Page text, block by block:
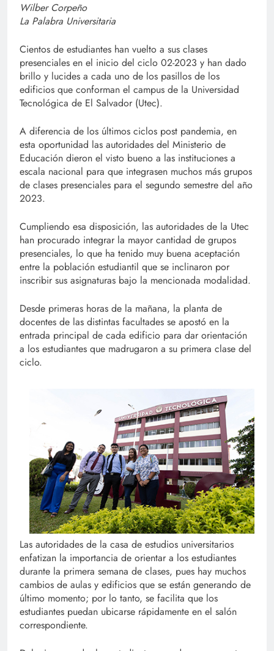
Wilber Corpeño
La Palabra Universitaria
Cientos de estudiantes han vuelto a sus clases
presenciales en el inicio del ciclo 02-2023 y han dado
brillo y lucides a cada uno de los pasillos de los
edificios que conforman el campus de la Universidad
Tecnológica de El Salvador (Utec).
A diferencia de los últimos ciclos post pandemia, en
esta oportunidad las autoridades del Ministerio de
Educación dieron el visto bueno a las instituciones a
escala nacional para que integrasen muchos más grupos
de clases presenciales para el segundo semestre del año
2023.
Cumpliendo esa disposición, las autoridades de la Utec
han procurado integrar la mayor cantidad de grupos
presenciales, lo que ha tenido muy buena aceptación
entre la población estudiantil que se inclinaron por
inscribir sus asignaturas bajo la mencionada modalidad.
Desde primeras horas de la mañana, la planta de
docentes de las distintas facultades se apostó en la
entrada principal de cada edificio para dar orientación
a los estudiantes que madrugaron a su primera clase del
ciclo.
Las autoridades de la casa de estudios universitarios
enfatizan la importancia de orientar a los estudiantes
durante la primera semana de clases, pues hay muchos
cambios de aulas y edificios que se están generando de
último momento; por lo tanto, se facilita que los
estudiantes puedan ubicarse rápidamente en el salón
correspondiente.